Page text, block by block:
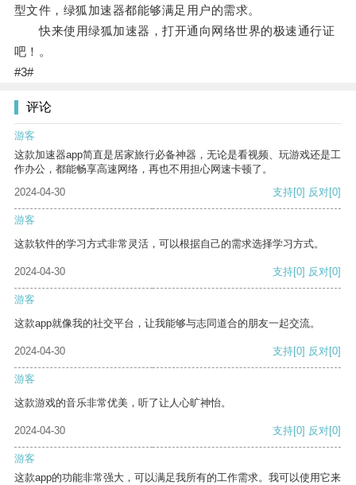
型文件，绿狐加速器都能够满足用户的需求。
快来使用绿狐加速器，打开通向网络世界的极速通行证
吧！。
#3#
评论
游客
这款加速器app简直是居家旅行必备神器，无论是看视频、玩游戏还是工
作办公，都能畅享高速网络，再也不用担心网速卡顿了。
2024-04-30
支持[0] 反对[0]
游客
这款软件的学习方式非常灵活，可以根据自己的需求选择学习方式。
2024-04-30 支持[0] 反对[0]
游客
这款app就像我的社交平台，让我能够与志同道合的朋友一起交流。
2024-04-30 支持[0] 反对[0]
游客
这款游戏的音乐非常优美，听了让人心旷神怡。
2024-04-30 支持[0] 反对[0]
游客
这款app的功能非常强大，可以满足我所有的工作需求。我可以使用它来